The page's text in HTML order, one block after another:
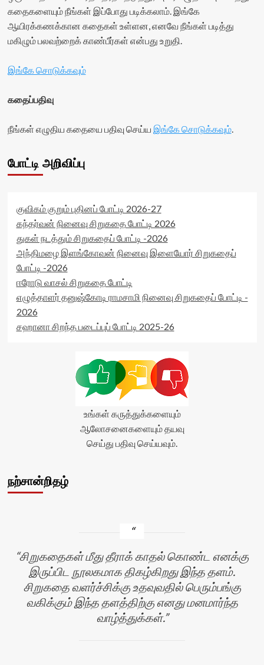
கதைகளையும் நீங்கள் இப்போது படிக்கலாம். இங்கே
ஆயிரக்கணக்கான கதைகள் உள்ளன, எனவே நீங்கள் படித்து
மகிழும் பலவற்றைக் காண்பீர்கள் என்பது உறுதி.
இங்கே சொடுக்கவும்
கதைப்பதிவு
நீங்கள் எழுதிய கதையை பதிவு செய்ய இங்கே சொடுக்கவும்.
போட்டி அறிவிப்பு
குவிகம் குறும் புதினப் போட்டி 2026-27
கந்தர்வன் நினைவு சிறுகதை போட்டி 2026
துகள் நடத்தும் சிறுகதைப் போட்டி -2026
அந்திமழை இளங்கோவன் நினைவு இளையோர் சிறுகதைப்
போட்டி -2026
ஈரோடு வாசல் சிறுகதை போட்டி
எழுத்தாளர் தனுஷ்கோடி ராமசாமி நினைவு சிறுகதைப் போட்டி -
2026
சஹானா சிறந்த படைப்புப் போட்டி 2025-26
உங்கள் கருத்துக்களையும்
ஆலோசனைகளையும் தயவு
செய்து பதிவு செய்யவும்.
நற்சான்றிதழ்
சிறுகதைகள் மீது தீராக் காதல் கொண்ட எனக்கு
இருப்பிட நூலகமாக திகழ்கிறது இந்த தளம்.
சிறுகதை வளர்ச்சிக்கு உதவுவதில் பெரும்பங்கு
வகிக்கும் இந்த தளத்திற்கு எனது மனமார்ந்த
வாழ்த்துக்கள்.